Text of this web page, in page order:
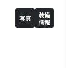
写真
装備
情報